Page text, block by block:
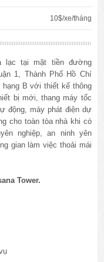
10$/xe/tháng
lạc tại mặt tiền đường
1, Thành Phố Hồ Chí
B với thiết kế thông
bị mới, thang máy tốc
động, máy phát điện dự
cho toàn tòa nhà khi có
nghiệp, an ninh yên
gian làm việc thoải mái
Tower.